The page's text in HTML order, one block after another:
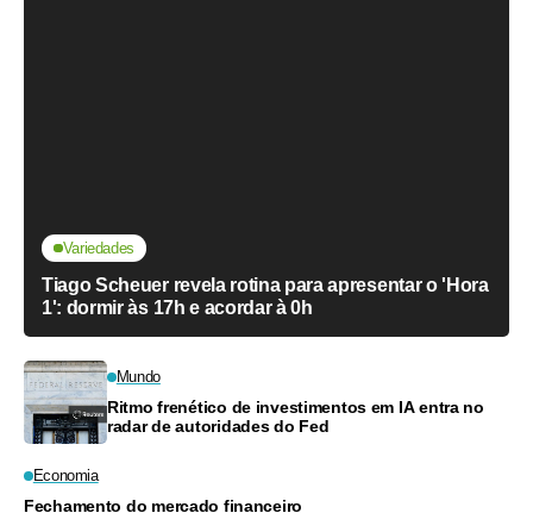
Variedades
Tiago Scheuer revela rotina para apresentar o 'Hora
1': dormir às 17h e acordar à 0h
Mundo
Ritmo frenético de investimentos em IA entra no
radar de autoridades do Fed
Economia
Fechamento do mercado financeiro